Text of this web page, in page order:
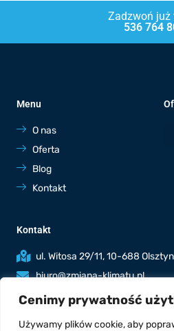
Cenimy prywatność
Używamy plików cookie, aby
Zadzwoń już
536 764
Menu
O nas
Oferta
Blog
Kontakt
Kontakt
ul. Witosa 29/11, 10-688 Olsztyn
biuro@zmiana-klimatu.pl
536 764 801